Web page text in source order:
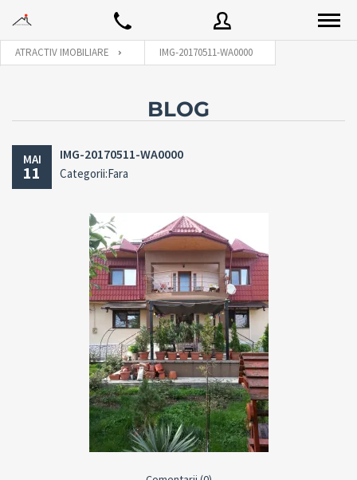
Parola
Connect with:
LOGARE
Tine-ma minte
ATRACTIV IMOBILIARE IMG-20170511-WA0000
BLOG
MAI
11
IMG-20170511-WA0000
Categorii:Fara